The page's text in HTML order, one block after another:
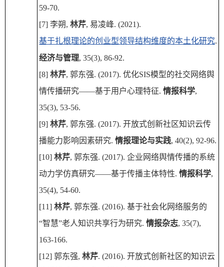
59-70.
[7] 李朔, 林芹, 易凌峰. (2021).
基于扎根理论的创业型领导结构维度的本土化研究.
经济与管理, 35(3), 86-92.
[8] 林芹, 郭东强. (2017). 优化SIS模型的社交网络舆
情传播研究——基于用户心理特征. 情报科学,
35(3), 53-56.
[9] 林芹, 郭东强. (2017). 开放式创新社区知识云传
播能力影响因素研究. 情报理论与实践, 40(2), 92-96.
[10] 林芹, 郭东强. (2017). 企业网络舆情传播的系统
动力学仿真研究——基于传播主体特性. 情报科学,
35(4), 54-60.
[11] 林芹, 郭东强. (2016). 基于社会化网络服务的
“智慧”老人知识共享行为研究. 情报杂志, 35(7),
163-166.
[12] 郭东强, 林芹. (2016). 开放式创新社区的知识云